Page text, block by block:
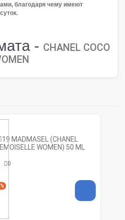
благодаря чему имеют
- CHANEL COCO
MADMASEL (CHANEL
WOMEN) 50 ML
0